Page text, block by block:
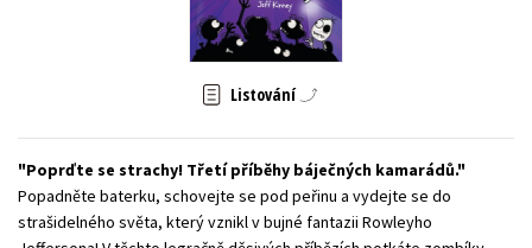
Zahraniční literatura
Všechny tituly
Listování
Poprďte se strachy! Třetí příběhy báječných kamarádů.
Popadněte baterku, schovejte se pod peřinu a vydejte se do
strašidelného světa, který vznikl v bujné fantazii Rowleyho